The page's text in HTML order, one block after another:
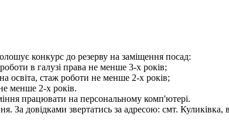
конкурс до резерву на заміщення посад:
в галузі права не менше 3-х років;
освіта, стаж роботи не менше 2-х років;
менше 2-х років.
працювати на персональному комп'ютері.
За довідками звертатись за адресою: смт.